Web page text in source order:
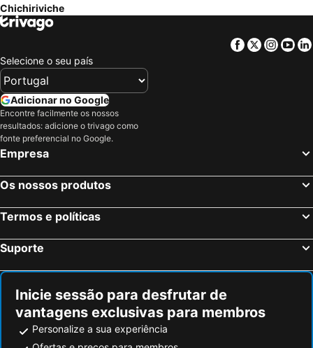
Chichiriviche
Facebook
Twitter
Selecione o seu país
Adicionar no Google
Encontre facilmente os nossos
resultados: adicione o trivago como
fonte preferencial no Google.
Empresa
Os nossos produtos
Termos e políticas
Suporte
Inicie sessão para desfrutar de
vantagens exclusivas para membros
Personalize a sua experiência